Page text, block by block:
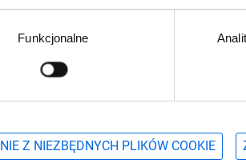
Funkcjonalne
Z NIEZBĘDNYCH PLIKÓW COOKIE
DO
promocjach i wyprzedażach